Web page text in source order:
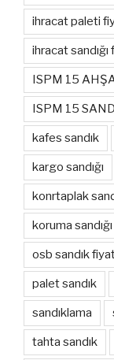
ihracat paleti
ihracat sandığı
ISPM 15
ISPM 15
kafes sandık
kargo sandığı
konrtaplak
koruma sandığı
osb sandık
palet sandık
sandıklama
tahta sandık